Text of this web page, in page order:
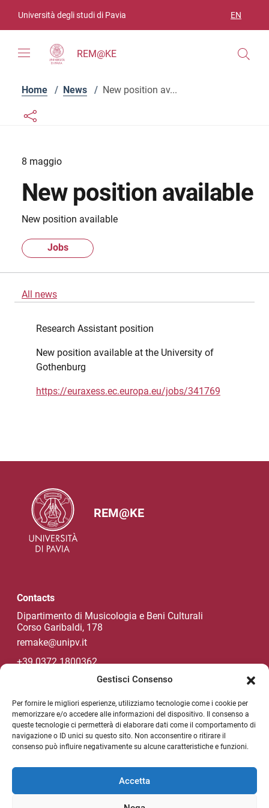
Gestisci Consenso
Per fornire le migliori esperienze, utilizziamo tecnologie come i cookie per
memorizzare e/o accedere alle informazioni del dispositivo. Il consenso a
queste tecnologie ci permetterà di elaborare dati come il comportamento di
navigazione o ID unici su questo sito. Non acconsentire o ritirare il
consenso può influire negativamente su alcune caratteristiche e funzioni.
Accetta
Università degli studi di Pavia EN
REM@KE
Home / News / New position av...
Links condivisione social
Bottone condivisione social
8 maggio
New position available
New position available
Jobs
All news
Research Assistant position
New position available at the University of
Gothenburg
https://euraxess.ec.europa.eu/jobs/341769
REM@KE
Contacts
Dipartimento di Musicologia e Beni Culturali
Corso Garibaldi, 178
remake@unipv.it
+39 0372 1800362
Unipv Socials
Useful link section
Privacy policy